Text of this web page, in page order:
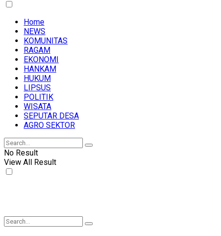
Home
NEWS
KOMUNITAS
RAGAM
EKONOMI
HANKAM
HUKUM
LIPSUS
POLITIK
WISATA
SEPUTAR DESA
AGRO SEKTOR
No Result
View All Result